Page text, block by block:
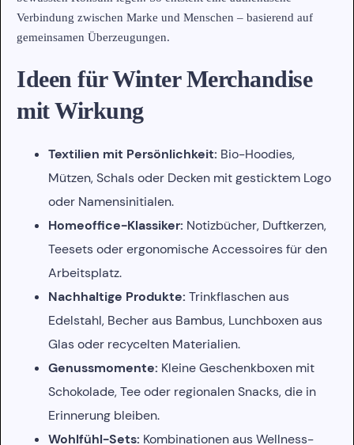
Verbindung zwischen Marke und Menschen – basierend auf
gemeinsamen Überzeugungen.
Ideen für Winter Merchandise
mit Wirkung
Textilien mit Persönlichkeit: Bio-Hoodies,
Mützen, Schals oder Decken mit gesticktem Logo
oder Namensinitialen.
Homeoffice-Klassiker: Notizbücher, Duftkerzen,
Teesets oder ergonomische Accessoires für den
Arbeitsplatz.
Nachhaltige Produkte: Trinkflaschen aus
Edelstahl, Becher aus Bambus, Lunchboxen aus
Glas oder recycelten Materialien.
Genussmomente: Kleine Geschenkboxen mit
Schokolade, Tee oder regionalen Snacks, die in
Erinnerung bleiben.
Wohlfühl-Sets: Kombinationen aus Wellness-